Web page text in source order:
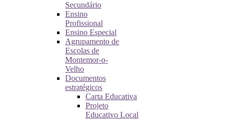
Secundário
Ensino
Profissional
Ensino Especial
Agrupamento de
Escolas de
Montemor-o-
Velho
Documentos
estratégicos
Carta Educativa
Projeto
Educativo Local